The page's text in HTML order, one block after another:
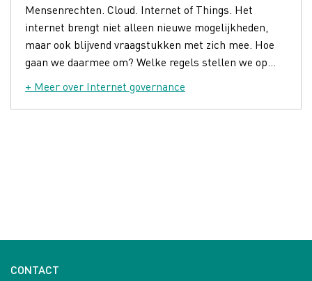
Mensenrechten. Cloud. Internet of Things. Het
internet brengt niet alleen nieuwe mogelijkheden,
maar ook blijvend vraagstukken met zich mee. Hoe
gaan we daarmee om? Welke regels stellen we op...
+ Meer over Internet governance
CONTACT